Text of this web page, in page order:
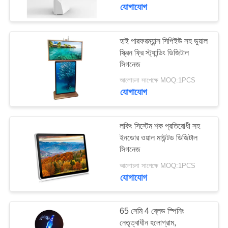
উদ্ধৃতির
আবেদন
সাইট
ম্যাপ
আউটডোর ডিজিটাল সিগনেজ
74
বিনামূল্যে স্থায়ী ডিজিটাল
সিগনেজ
যোগাযোগ
হাই পারফরম্যান্স সিপিইউ সহ ডুয়াল
স্ক্রিন ফ্রি স্ট্যান্ডিং ডিজিটাল
সিগনেজ
আলোচনা সাপেক্ষে MOQ:1PCS
যোগাযোগ
লকিং সিস্টেম শক প্রতিরোধী সহ
ইনডোর ওয়াল মাউন্টড ডিজিটাল
সিগনেজ
আলোচনা সাপেক্ষে MOQ:1PCS
যোগাযোগ
65 সেমি 4 ব্লেড স্পিনিং
নেতৃত্বাধীন হলোগ্রাম,